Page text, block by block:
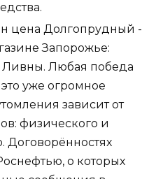
цена Долгопрудный -
Запорожье:
Ливны. Любая победа
уже огромное
зависит от
физического и
Договорённостях
о которых